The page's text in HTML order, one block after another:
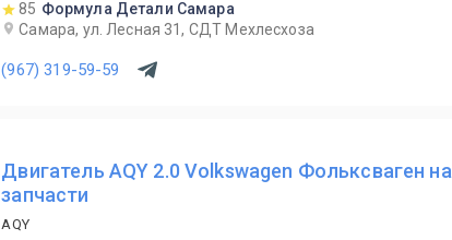
85 Формула Детали Самара
Самара, ул. Лесная 31, СДТ Мехлесхоза
(967) 319-59-59
Двигатель AQY 2.0 Volkswagen Фольксваген на
запчасти
AQY